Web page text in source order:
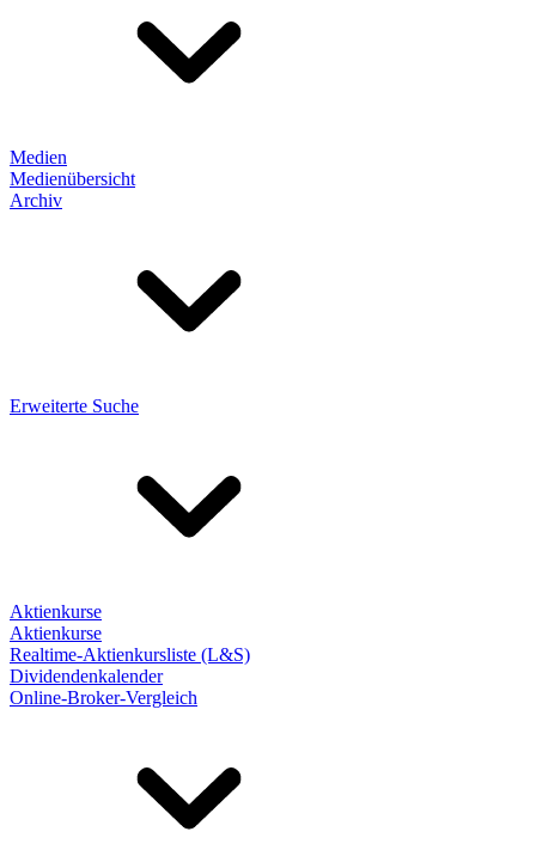
Medien
Medienübersicht
Archiv
Erweiterte Suche
Aktienkurse
Aktienkurse
Realtime-Aktienkursliste (L&S)
Dividendenkalender
Online-Broker-Vergleich